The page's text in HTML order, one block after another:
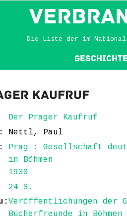
Die Liste der im
Kaufruf
Der Prager Kaufruf
Nettl, Paul
Prag : Gesellschaft
in Böhmen
1930
24 S.
Veröffentlichungen der
Bücherfreunde in